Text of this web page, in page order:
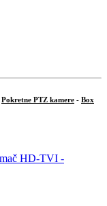
Pokretne PTZ kamere - Box